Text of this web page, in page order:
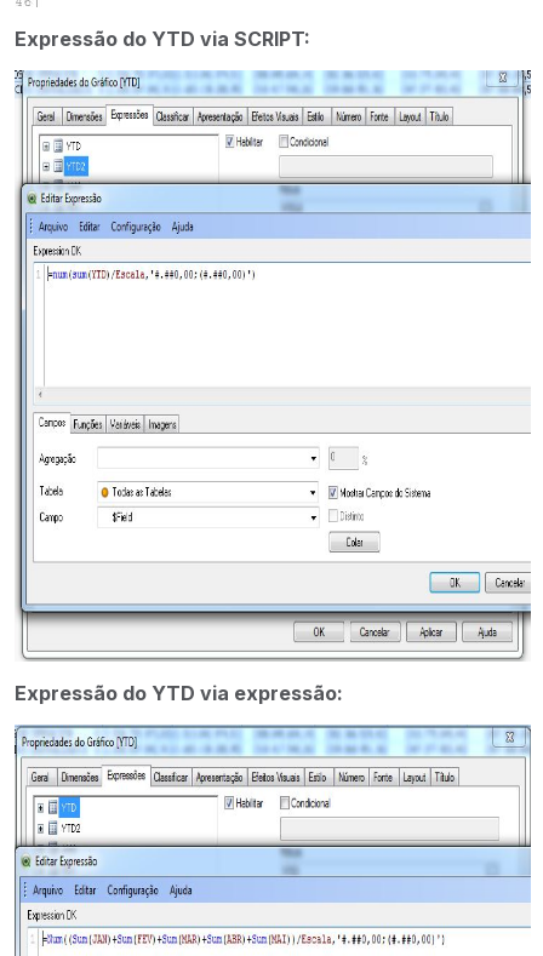
Expressão do YTD via SCRIPT:
Expressão do YTD via expressão: